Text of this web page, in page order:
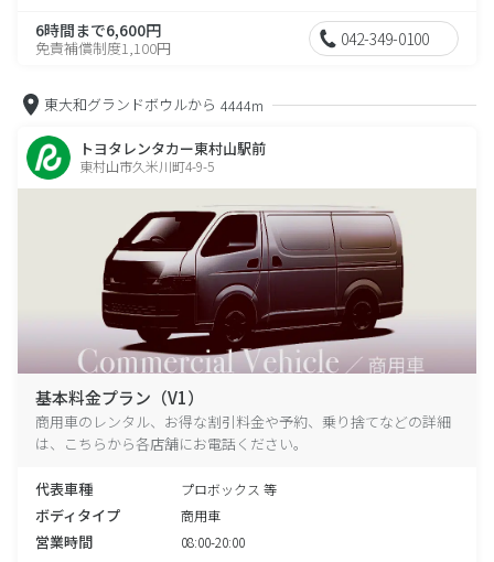
6時間まで6,600円
免責補償制度1,100円 042-349-0100
東大和グランドボウルから 4444m
トヨタレンタカー東村山駅前
東村山市久米川町4-9-5
基本料金プラン（V1）
商用車のレンタル、お得な割引料金や予約、乗り捨てなどの詳細
は、こちらから各店舗にお電話ください。
代表車種 プロボックス 等
ボディタイプ 商用車
営業時間 08:00-20:00